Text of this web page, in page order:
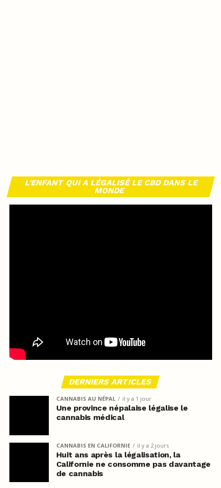
L’ENFANT QUI A LÉGALISÉ LE CBD DANS LE
MONDE
DERNIERS ARTICLES
CANNABIS AU NÉPAL il y a 1 jour
Une province népalaise légalise le
cannabis médical
CANNABIS EN CALIFORNIE il y a 2 jours
Huit ans après la légalisation, la
Californie ne consomme pas davantage
de cannabis